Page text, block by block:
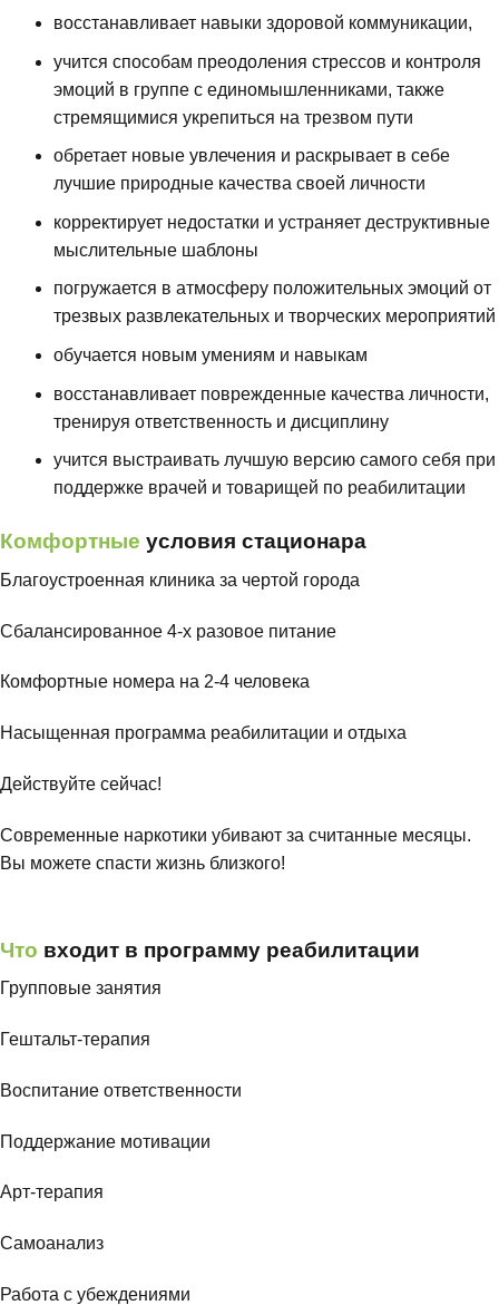
восстанавливает навыки здоровой коммуникации,
учится способам преодоления стрессов и контроля
эмоций в группе с единомышленниками, также
стремящимися укрепиться на трезвом пути
обретает новые увлечения и раскрывает в себе
лучшие природные качества своей личности
корректирует недостатки и устраняет деструктивные
мыслительные шаблоны
погружается в атмосферу положительных эмоций от
трезвых развлекательных и творческих мероприятий
обучается новым умениям и навыкам
восстанавливает поврежденные качества личности,
тренируя ответственность и дисциплину
учится выстраивать лучшую версию самого себя при
поддержке врачей и товарищей по реабилитации
Комфортные условия стационара
Благоустроенная клиника за чертой города
Сбалансированное 4-х разовое питание
Комфортные номера на 2-4 человека
Насыщенная программа реабилитации и отдыха
Действуйте сейчас!
Современные наркотики убивают за считанные месяцы.
Вы можете спасти жизнь близкого!
Что входит в программу реабилитации
Групповые занятия
Гештальт-терапия
Воспитание ответственности
Поддержание мотивации
Арт-терапия
Самоанализ
Работа с убеждениями